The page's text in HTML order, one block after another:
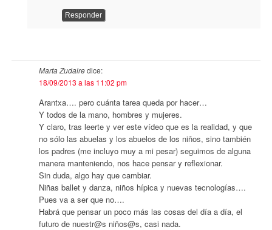
Responder
Marta Zudairedice:
18/09/2013 a las 11:02 pm
Arantxa…. pero cuánta tarea queda por hacer…
Y todos de la mano, hombres y mujeres.
Y claro, tras leerte y ver este vídeo que es la realidad, y que
no sólo las abuelas y los abuelos de los niños, sino también
los padres (me incluyo muy a mi pesar) seguimos de alguna
manera manteniendo, nos hace pensar y reflexionar.
Sin duda, algo hay que cambiar.
Niñas ballet y danza, niños hípica y nuevas tecnologías….
Pues va a ser que no….
Habrá que pensar un poco más las cosas del día a día, el
futuro de nuestr@s niños@s, casi nada.